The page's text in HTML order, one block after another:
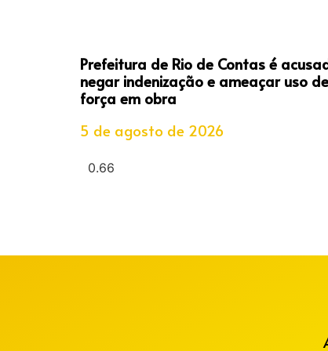
Prefeitura de Rio de Contas é
negar indenização e ameaçar uso de
força em obra
5 de agosto de 2026